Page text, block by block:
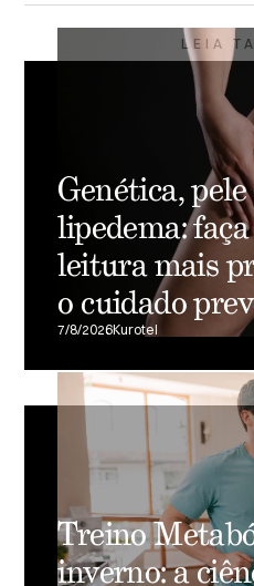
LEIA
Genética, pele
lipedema:
leitura mais
o cuidado
7/8/2026Kurotel
Treino
inverno: a